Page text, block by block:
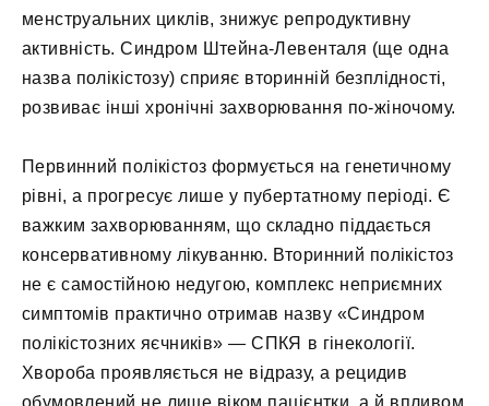
менструальних циклів, знижує репродуктивну
активність. Синдром Штейна-Левенталя (ще одна
назва полікістозу) сприяє вторинній безплідності,
розвиває інші хронічні захворювання по-жіночому.
Первинний полікістоз формується на генетичному
рівні, а прогресує лише у пубертатному періоді. Є
важким захворюванням, що складно піддається
консервативному лікуванню. Вторинний полікістоз
не є самостійною недугою, комплекс неприємних
симптомів практично отримав назву «Синдром
полікістозних яєчників» — СПКЯ в гінекології.
Хвороба проявляється не відразу, а рецидив
обумовлений не лише віком пацієнтки, а й впливом